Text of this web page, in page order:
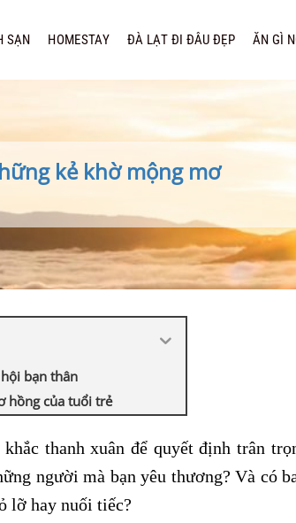
SẠN HOMESTAY ĐÀ LẠT ĐI ĐÂU ĐẸP ĂN GÌ
kẻ khờ mộng mơ
bạn thân
hồng của tuổi trẻ
thanh xuân để quyết định trân
người mà bạn yêu thương? Và có
lỡ hay nuối tiếc?